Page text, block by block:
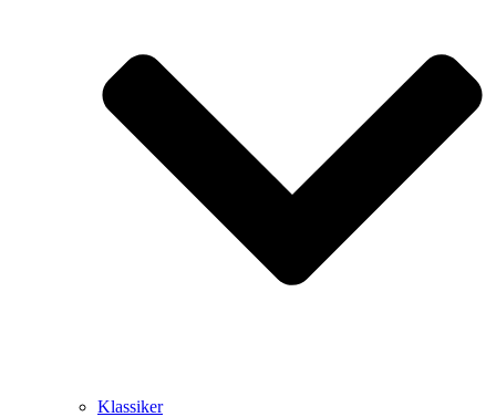
Klassiker